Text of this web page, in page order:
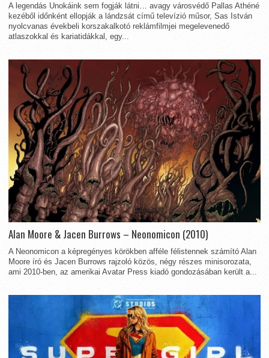
A legendás Unokáink sem fogják látni… avagy városvédő Pallas Athéné
kezéből időnként ellopják a lándzsát című televízió műsor, Sas István
nyolcvanas évekbeli korszakalkotó reklámfilmjei megelevenedő
atlaszokkal és kariatidákkal, egy...
Alan Moore & Jacen Burrows – Neonomicon (2010)
A Neonomicon a képregényes körökben afféle félistennek számító Alan
Moore író és Jacen Burrows rajzoló közös, négy részes minisorozata,
ami 2010-ben, az amerikai Avatar Press kiadó gondozásában került a...